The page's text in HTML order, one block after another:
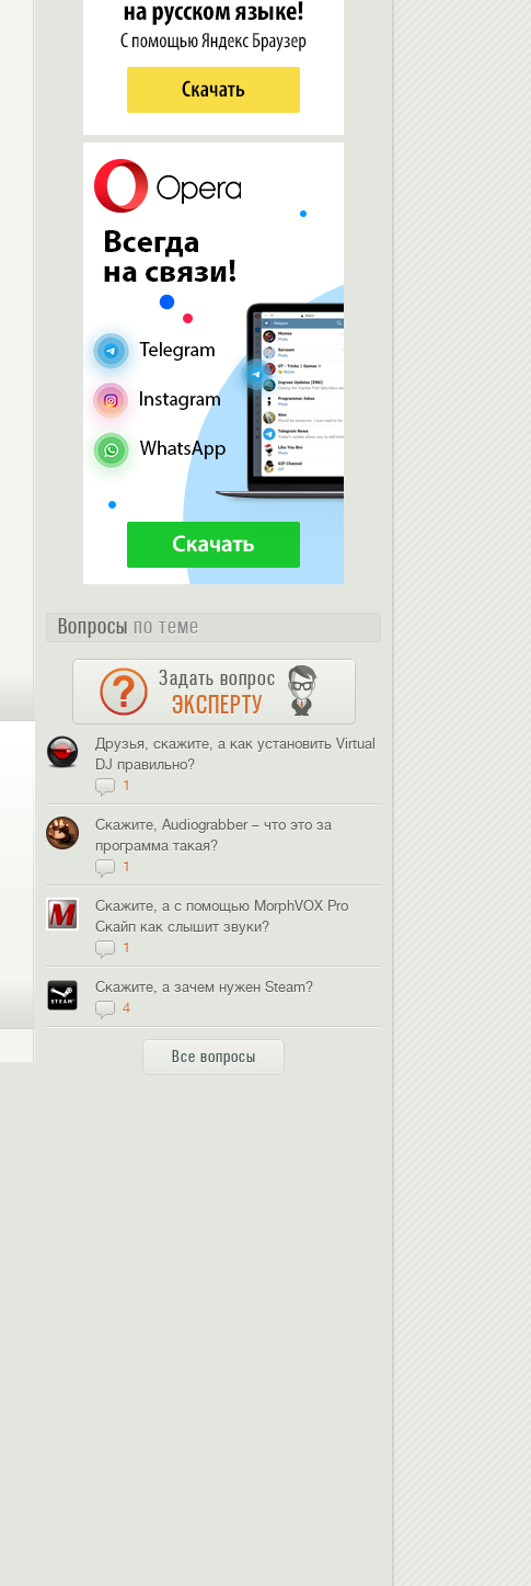
Вопросы по теме
Задать вопрос
ЭКСПЕРТУ
Друзья, скажите, а как установить Virtual
DJ правильно?
1
Скажите, Audiograbber – что это за
программа такая?
1
Скажите, а с помощью MorphVOX Pro
Скайп как слышит звуки?
1
Скажите, а зачем нужен Steam?
4
Все вопросы